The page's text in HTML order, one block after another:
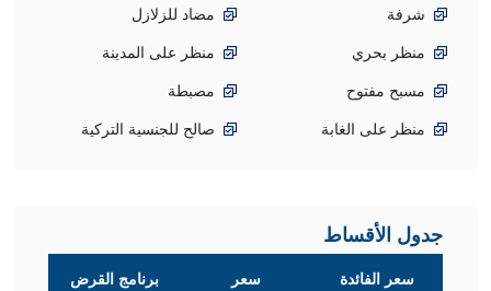
شرفة
مضاد للزلازل
منظر بحري
منظر على المدينة
مسبح مفتوح
مصبطة
منظر على الغابة
صالح للجنسية التركية
جدول الأقساط
سعر الفائدة سعر برنامج القرض